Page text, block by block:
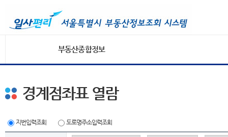
부동산종합정보
경계점좌표 열람
지번입력조회 도로명주소입력조회